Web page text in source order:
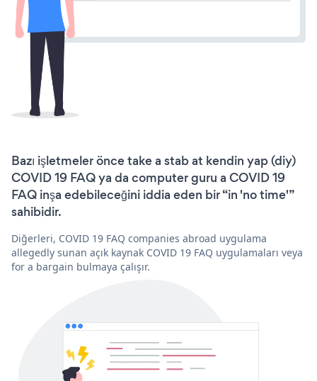
Bazı işletmeler önce take a stab at kendin yap (diy)
COVID 19 FAQ ya da computer guru a COVID 19
FAQ inşa edebileceğini iddia eden bir “in 'no time'”
sahibidir.
Diğerleri, COVID 19 FAQ companies abroad uygulama
allegedly sunan açık kaynak COVID 19 FAQ uygulamaları veya
for a bargain bulmaya çalışır.